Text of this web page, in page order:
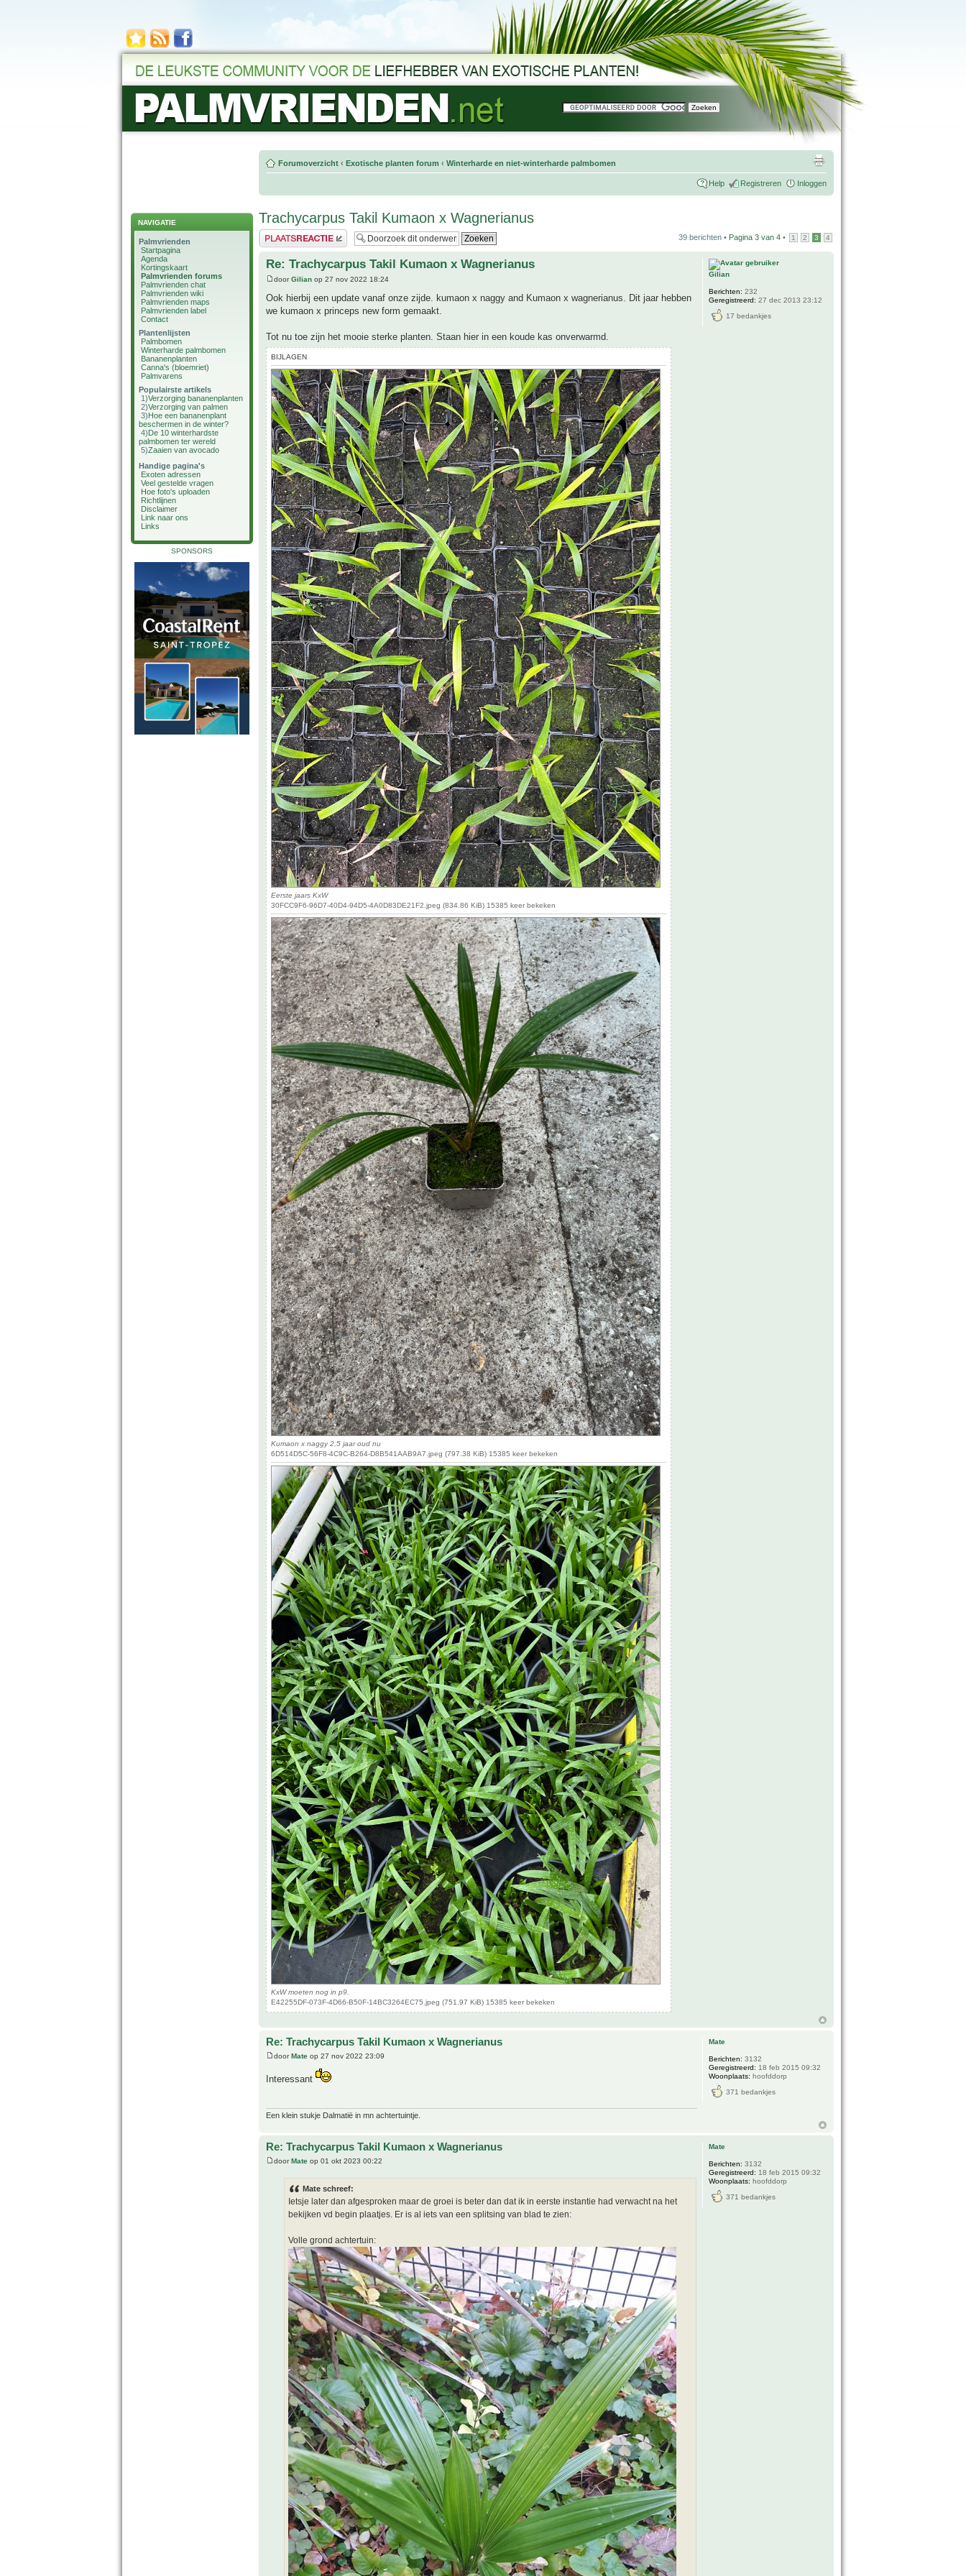
NAVIGATIE
Palmvrienden
Startpagina
Agenda
Kortingskaart
Palmvrienden forums
Palmvrienden chat
Palmvrienden wiki
Palmvrienden maps
Palmvrienden label
Contact
Plantenlijsten
Palmbomen
Winterharde palmbomen
Bananenplanten
Canna's (bloemriet)
Palmvarens
Populairste artikels
1)Verzorging bananenplanten
2)Verzorging van palmen
3)Hoe een bananenplant
beschermen in de winter?
4)De 10 winterhardste
palmbomen ter wereld
5)Zaaien van avocado
Handige pagina's
Exoten adressen
Veel gestelde vragen
Hoe foto's uploaden
Richtlijnen
Disclaimer
Link naar ons
Links
SPONSORS
Forumoverzicht ‹ Exotische planten forum ‹ Winterharde en niet-winterharde palmbomen
Help Registreren Inloggen
Trachycarpus Takil Kumaon x Wagnerianus
Plaats een reactie 39 berichten • Pagina 3 van 4 • 1 2 3 4
Re: Trachycarpus Takil Kumaon x Wagnerianus
doorGilian op 27 nov 2022 18:24
Ook hierbij een update vanaf onze zijde. kumaon x naggy and Kumaon x wagnerianus. Dit jaar hebben
we kumaon x princeps new form gemaakt.
Tot nu toe zijn het mooie sterke planten. Staan hier in een koude kas onverwarmd.
BIJLAGEN
Eerste jaars KxW
30FCC9F6-96D7-40D4-94D5-4A0D83DE21F2.jpeg (834.86 KiB) 15385 keer bekeken
Kumaon x naggy 2,5 jaar oud nu
6D514D5C-56F8-4C9C-B264-D8B541AAB9A7.jpeg (797.38 KiB) 15385 keer bekeken
KxW moeten nog in p9.
E42255DF-073F-4D66-B50F-14BC3264EC75.jpeg (751.97 KiB) 15385 keer bekeken
Gilian
Berichten: 232
Geregistreerd: 27 dec 2013 23:12
17 bedankjes
Re: Trachycarpus Takil Kumaon x Wagnerianus
doorMate op 27 nov 2022 23:09
Interessant
Een klein stukje Dalmatië in mn achtertuintje.
Mate
Berichten: 3132
Geregistreerd: 18 feb 2015 09:32
Woonplaats: hoofddorp
371 bedankjes
Re: Trachycarpus Takil Kumaon x Wagnerianus
doorMate op 01 okt 2023 00:22
Mate schreef:
Ietsje later dan afgesproken maar de groei is beter dan dat ik in eerste instantie had verwacht na het
bekijken vd begin plaatjes. Er is al iets van een splitsing van blad te zien:
Volle grond achtertuin:
Mate
Berichten: 3132
Geregistreerd: 18 feb 2015 09:32
Woonplaats: hoofddorp
371 bedankjes